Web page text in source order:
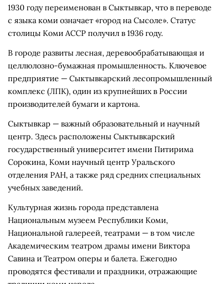
1930 году переименован в Сыктывкар, что в переводе
с языка коми означает «город на Сысоле». Статус
столицы Коми АССР получил в 1936 году.
В городе развиты лесная, деревообрабатывающая и
целлюлозно-бумажная промышленность. Ключевое
предприятие — Сыктывкарский лесопромышленный
комплекс (ЛПК), один из крупнейших в России
производителей бумаги и картона.
Сыктывкар — важный образовательный и научный
центр. Здесь расположены Сыктывкарский
государственный университет имени Питирима
Сорокина, Коми научный центр Уральского
отделения РАН, а также ряд средних специальных
учебных заведений.
Культурная жизнь города представлена
Национальным музеем Республики Коми,
Национальной галереей, театрами — в том числе
Академическим театром драмы имени Виктора
Савина и Театром оперы и балета. Ежегодно
проводятся фестивали и праздники, отражающие